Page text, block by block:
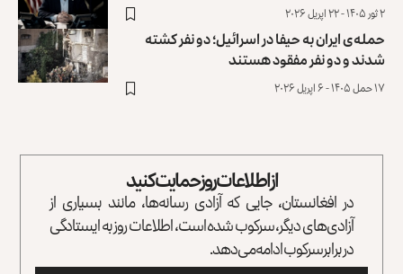
۲ ثور ۱۴۰۵ - ۲۲ اپریل ۲۰۲۶
حمله‌ی ایران به حیفا در اسرائیل؛ دو نفر کشته
شدند و دو نفر مفقود هستند
۱۷ حمل ۱۴۰۵ - ۶ اپریل ۲۰۲۶
از اطلاعات روز حمایت کنید
در افغانستان، جایی که آزادی رسانه‌ها، مانند بسیاری از
آزادی‌های دیگر، سرکوب شده است، اطلاعات روز به ایستادگی
در برابر سرکوب ادامه می‌دهد.